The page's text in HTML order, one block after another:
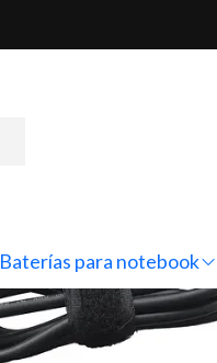
Baterías para notebook